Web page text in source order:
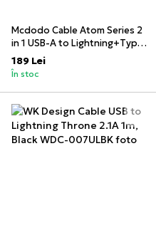
Mcdodo Cable Atom Series 2
in 1 USB-A to Lightning+Type-
C with LED 2.4A 1.2m, Black
189 Lei
În stoc